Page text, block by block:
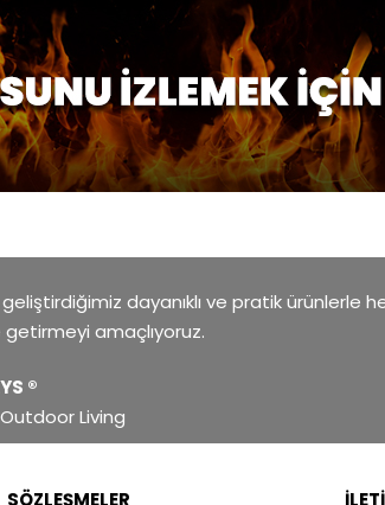
dayanıklı ve pratik ürünlerle
amaçlıyoruz.
®
Living
SÖZLEŞMELER